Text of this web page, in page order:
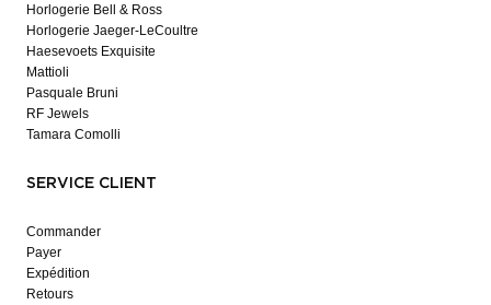
Horlogerie Bell & Ross
Horlogerie Jaeger-LeCoultre
Haesevoets Exquisite
Mattioli
Pasquale Bruni
RF Jewels
Tamara Comolli
SERVICE CLIENT
Commander
Payer
Expédition
Retours